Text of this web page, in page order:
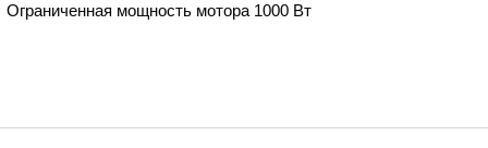
Ограниченная мощность мотора 1000 Вт